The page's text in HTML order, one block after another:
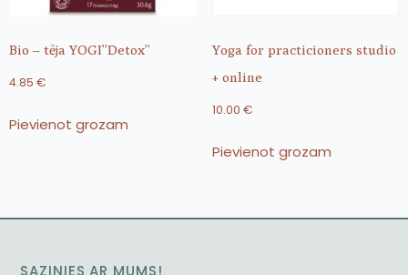
Bio – tēja YOGI”Detox”
4.85 €
Pievienot grozam
Yoga for practicioners studio
+ online
10.00 €
Pievienot grozam
SAZINIES AR MUMS!